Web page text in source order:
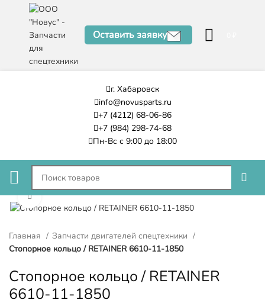
Оставить заявку
г. Хабаровск
info@novusparts.ru
+7 (4212) 68-06-86
+7 (984) 298-74-68
Пн-Вс с 9:00 до 18:00
Нажмите, чтобы увеличить
Главная
Запчасти двигателей спецтехники
Стопорное кольцо / RETAINER 6610-11-1850
Стопорное кольцо / RETAINER
6610-11-1850